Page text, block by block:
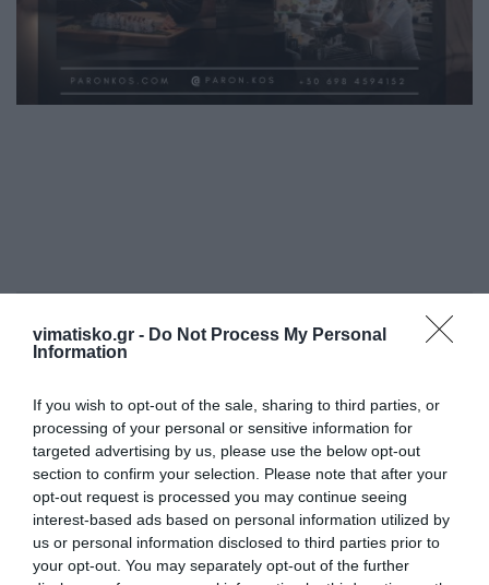
vimatisko.gr - Do Not Process My Personal
Information
If you wish to opt-out of the sale, sharing to third parties, or
processing of your personal or sensitive information for
targeted advertising by us, please use the below opt-out
section to confirm your selection. Please note that after your
opt-out request is processed you may continue seeing
interest-based ads based on personal information utilized by
us or personal information disclosed to third parties prior to
your opt-out. You may separately opt-out of the further
Η ανωνυμία είναι το καλύτερο κρησφύγετο δειλίας και
χυδαιότητας!
Σχόλια 0
Πρόσθεσε ένα σχόλιο
ΟΝΟΜΑ